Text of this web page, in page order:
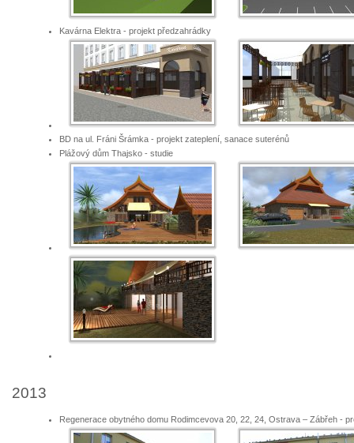
Kavárna Elektra - projekt předzahrádky
BD na ul. Fráni Šrámka - projekt zateplení, sanace suterénů
Plážový dům Thajsko - studie
2013
Regenerace obytného domu Rodimcevova 20, 22, 24, Ostrava – Zábřeh -